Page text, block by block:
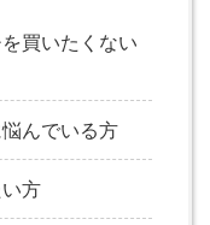
買いたくない
んでいる方
方